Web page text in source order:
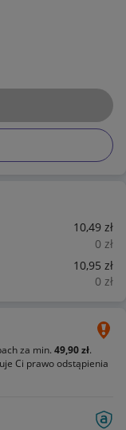
10,49 zł
0 zł
10,95 zł
0 zł
za min. 49,90 zł.
Ci prawo odstąpienia